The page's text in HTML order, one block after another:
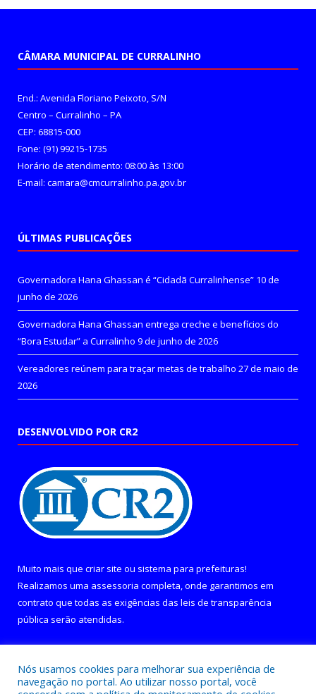
CÂMARA MUNICIPAL DE CURRALINHO
End.: Avenida Floriano Peixoto, S/N
Centro – Curralinho – PA
CEP: 68815-000
Fone: (91) 99215-1735
Horário de atendimento: 08:00 às 13:00
E-mail: camara@cmcurralinho.pa.gov.br
ÚLTIMAS PUBLICAÇÕES
Governadora Hana Ghassan é “Cidadã Curralinhense” 10 de
junho de 2026
Governadora Hana Ghassan entrega creche e benefícios do
“Bora Estudar” a Curralinho 9 de junho de 2026
Vereadores reúnem para traçar metas de trabalho 27 de maio de
2026
DESENVOLVIDO POR CR2
Muito mais que criar site ou sistema para prefeituras!
Realizamos uma assessoria completa, onde garantimos em
contrato que todas as exigências das leis de transparência
pública serão atendidas.
Nós usamos cookies para melhorar sua experiência de
navegação no portal. Ao utilizar nosso portal, você